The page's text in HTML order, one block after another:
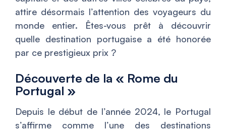
attire désormais l’attention des voyageurs du
monde entier. Êtes-vous prêt à découvrir
quelle destination portugaise a été honorée
par ce prestigieux prix ?
Découverte de la « Rome du
Portugal »
Depuis le début de l’année 2024, le Portugal
s’affirme comme l’une des destinations